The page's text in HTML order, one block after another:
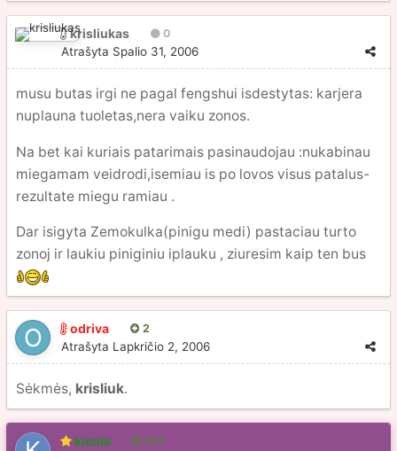
krisliukas 0
Atrašyta Spalio 31, 2006
musu butas irgi ne pagal fengshui isdestytas: karjera
nuplauna tuoletas,nera vaiku zonos.
Na bet kai kuriais patarimais pasinaudojau :nukabinau
miegamam veidrodi,isemiau is po lovos visus patalus-
rezultate miegu ramiau .
Dar isigyta Zemokulka(pinigu medi) pastaciau turto
zonoj ir laukiu piniginiu iplauku , ziuresim kaip ten bus
odriva 2
Atrašyta Lapkričio 2, 2006
Sėkmės, krisliuk.
kicule 104